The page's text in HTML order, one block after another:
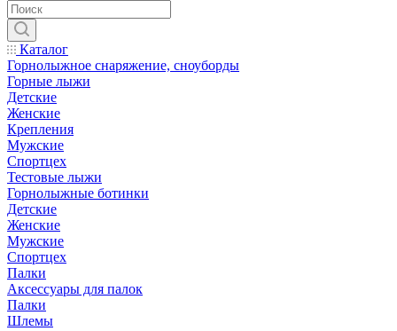
Каталог
Горнолыжное снаряжение, сноуборды
Горные лыжи
Детские
Женские
Крепления
Мужские
Спортцех
Тестовые лыжи
Горнолыжные ботинки
Детские
Женские
Мужские
Спортцех
Палки
Аксессуары для палок
Палки
Шлемы